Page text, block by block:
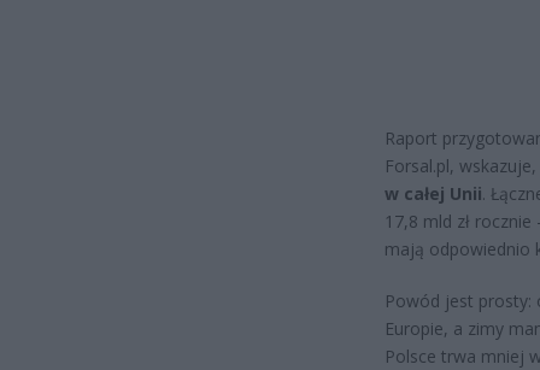
Raport
Forsal.pl,
w całej Unii.
17,8 mld zł
mają odpowiednio
Powód jest prosty:
Europie, a zimy
Polsce trwa mniej